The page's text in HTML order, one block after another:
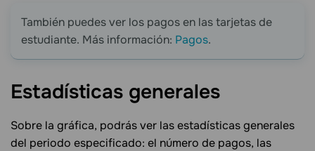
También puedes ver los pagos en las tarjetas de
estudiante. Más información: Pagos.
Estadísticas generales
Sobre la gráfica, podrás ver las estadísticas generales
del periodo especificado: el número de pagos, las